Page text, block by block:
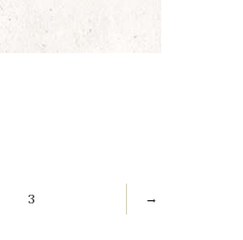
3 →